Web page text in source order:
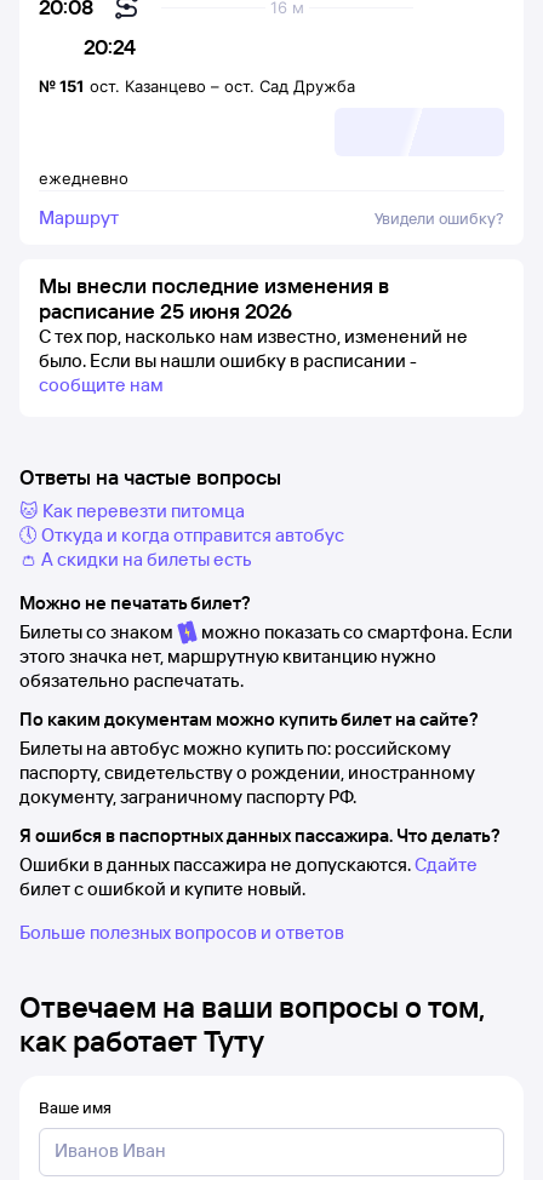
20:08
20:24
16 м
ежедневно
№151 ост. Казанцево – ост. Сад Дружба
Маршрут Увидели ошибку?
Мы внесли последние изменения в
расписание 25 июня 2026
С тех пор, насколько нам известно, изменений не
было. Если вы нашли ошибку в расписании -
сообщите нам
Ответы на частые вопросы
🐱 Как перевезти питомца
🕔 Откуда и когда отправится автобус
👛 А скидки на билеты есть
Можно не печатать билет?
Билеты со знаком
можно показать со смартфона. Если
этого значка нет, маршрутную квитанцию нужно
обязательно распечатать.
По каким документам можно купить билет на сайте?
Билеты на автобус можно купить по: российскому
паспорту, свидетельству о рождении, иностранному
документу, заграничному паспорту РФ.
Я ошибся в паспортных данных пассажира. Что делать?
Ошибки в данных пассажира не допускаются.Сдайте
билет с ошибкой и купите новый.
Больше полезных вопросов и ответов
Отвечаем на ваши вопросы о том,
как работает Туту
Ваше имя